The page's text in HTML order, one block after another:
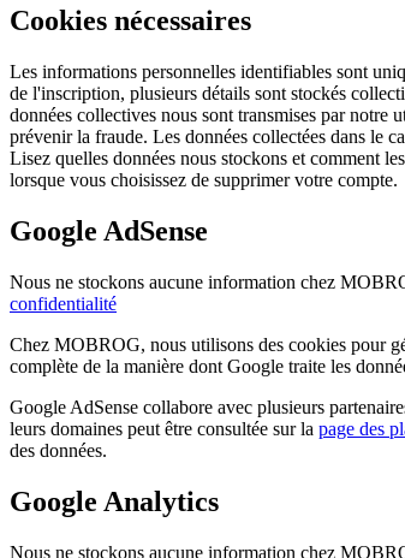
Cookies nécessaires
Les informations personnelles identifiables sont
de l'inscription, plusieurs détails sont stockés
données collectives nous sont transmises par notre
prévenir la fraude. Les données collectées dans le
Lisez quelles données nous stockons et comment
lorsque vous choisissez de supprimer votre compte.
Google AdSense
Nous ne stockons aucune information chez
confidentialité
Chez MOBROG, nous utilisons des cookies pour
complète de la manière dont Google traite les
Google AdSense collabore avec plusieurs
leurs domaines peut être consultée sur la page des
des données.
Google Analytics
Nous ne stockons aucune information chez